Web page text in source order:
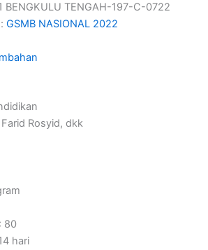
BENGKULU TENGAH-197-C-0722
GSMB NASIONAL 2022
Rosyid, dkk
80
hari